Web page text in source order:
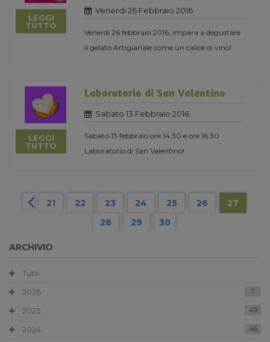
LEGGI
TUTTO
Venerdi 26 Febbraio 2016
Venerdì 26 febbraio 2016, impara a degustare
il gelato Artigianale come un calice di vino!
LEGGI
TUTTO
Laboratorio di San Valentino
Sabato 13 Febbraio 2016
Sabato 13 febbraio ore 14.30 e ore 16.30
Laboratorio di San Valentino!
21 22 23 24 25 26
27
28
29 30
ARCHIVIO
Tutti
2026
7
2025 49
2024 46